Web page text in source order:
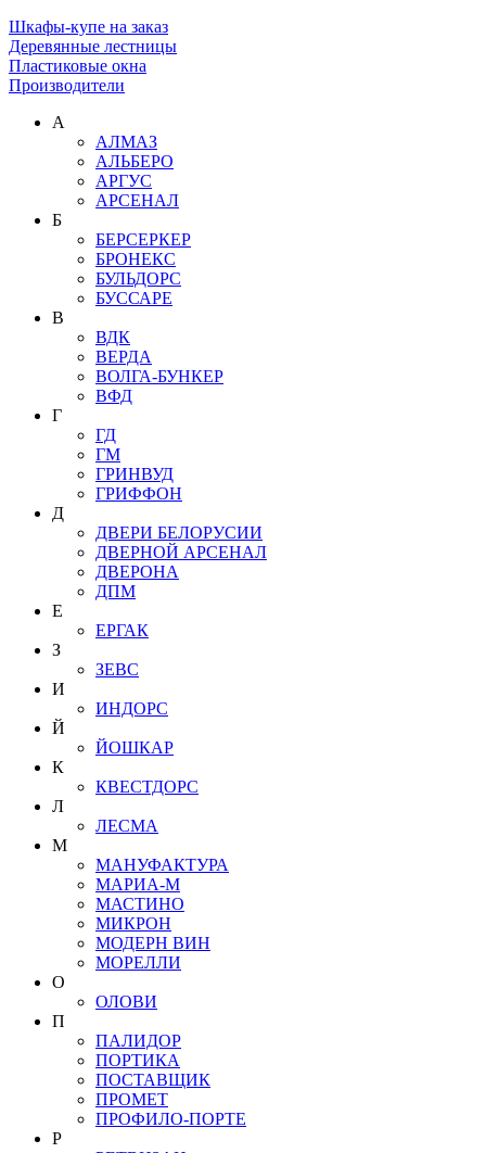
Шкафы-купе на заказ
Деревянные лестницы
Пластиковые окна
Производители
А
АЛМАЗ
АЛЬБЕРО
АРГУС
АРСЕНАЛ
Б
БЕРСЕРКЕР
БРОНЕКС
БУЛЬДОРС
БУССАРЕ
В
ВДК
ВЕРДА
ВОЛГА-БУНКЕР
ВФД
Г
ГД
ГМ
ГРИНВУД
ГРИФФОН
Д
ДВЕРИ БЕЛОРУСИИ
ДВЕРНОЙ АРСЕНАЛ
ДВЕРОНА
ДПМ
Е
ЕРГАК
З
ЗЕВС
И
ИНДОРС
Й
ЙОШКАР
К
КВЕСТДОРС
Л
ЛЕСМА
М
МАНУФАКТУРА
МАРИА-М
МАСТИНО
МИКРОН
МОДЕРН ВИН
МОРЕЛЛИ
О
ОЛОВИ
П
ПАЛИДОР
ПОРТИКА
ПОСТАВЩИК
ПРОМЕТ
ПРОФИЛО-ПОРТЕ
Р